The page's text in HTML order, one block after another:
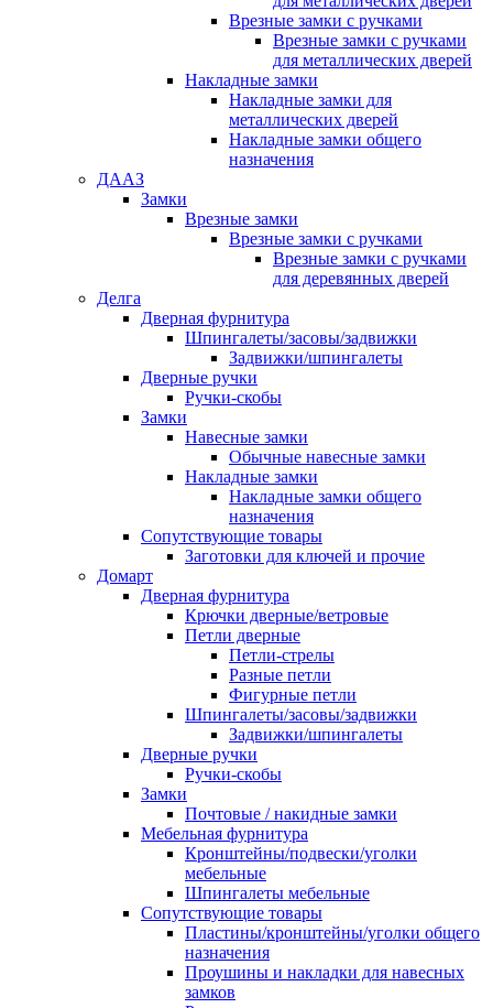
Врезные замки с ручками
Врезные замки с ручками
для металлических дверей
Накладные замки
Накладные замки для
металлических дверей
Накладные замки общего
назначения
ДААЗ
Замки
Врезные замки
Врезные замки с ручками
Врезные замки с ручками
для деревянных дверей
Делга
Дверная фурнитура
Шпингалеты/засовы/задвижки
Задвижки/шпингалеты
Дверные ручки
Ручки-скобы
Замки
Навесные замки
Обычные навесные замки
Накладные замки
Накладные замки общего
назначения
Сопутствующие товары
Заготовки для ключей и прочие
Домарт
Дверная фурнитура
Крючки дверные/ветровые
Петли дверные
Петли-стрелы
Разные петли
Фигурные петли
Шпингалеты/засовы/задвижки
Задвижки/шпингалеты
Дверные ручки
Ручки-скобы
Замки
Почтовые / накидные замки
Мебельная фурнитура
Кронштейны/подвески/уголки
мебельные
Шпингалеты мебельные
Сопутствующие товары
Пластины/кронштейны/уголки общего
назначения
Проушины и накладки для навесных
замков